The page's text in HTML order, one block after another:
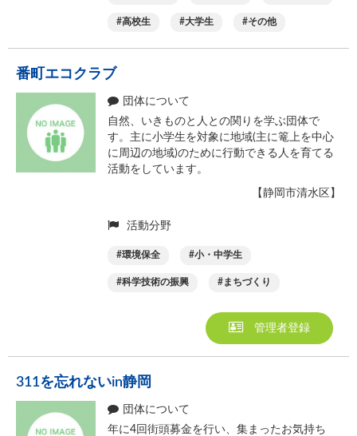
高校生 大学生 その他
番町エコクラブ
団体について
自然、いきものと人との関りを学ぶ団体で
す。主に小学生を対象に地域(主に篭上を中心
に周辺の地域)のために行動できる人を育てる
活動をしています。
【静岡市清水区】
活動分野
環境保全 小・中学生
科学技術の振興 まちづくり
管理者登録
311を忘れないin静岡
団体について
年に4回街頭募金を行い、集まったお気持ち